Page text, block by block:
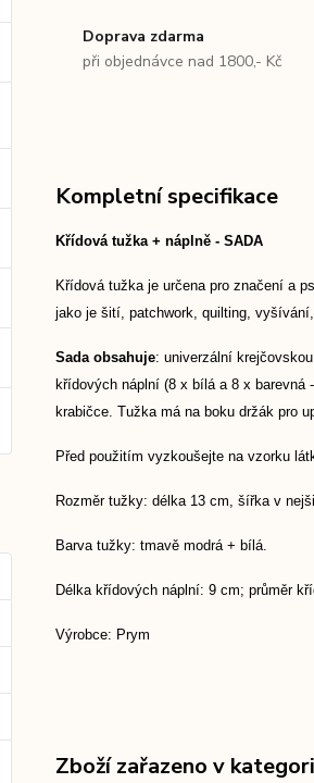
Doprava zdarma
při objednávce nad 1800,- Kč
Kompletní specifikace
Křídová tužka + náplně - SADA
Křídová tužka je určena pro značení a
jako je šití, patchwork, quilting,
Sada obsahuje: univerzální
křídových náplní (8 x bílá a 8 x barevná
krabičce. Tužka má na boku držák pro
Před použitím vyzkoušejte na vzorku
Rozměr tužky: délka 13 cm, šířka v
Barva tužky: tmavě modrá + bílá.
Délka křídových náplní: 9 cm; průměr
Výrobce: Prym
Zboží zařazeno v